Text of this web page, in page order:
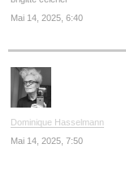
Mai 14, 2025, 6:40
Dominique Hasselmann
Mai 14, 2025, 7:50